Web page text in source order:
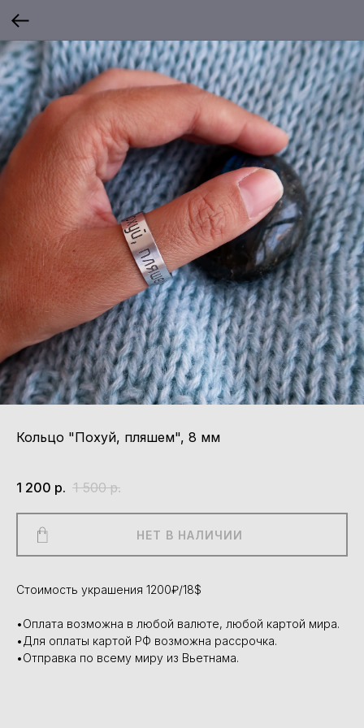
Кольцо "Похуй, пляшем", 8 мм
1 200 р. 1 500 р.
НЕТ В НАЛИЧИИ
Стоимость украшения 1200₽/18$
•Оплата возможна в любой валюте, любой картой мира.
•Для оплаты картой РФ возможна рассрочка.
•Отправка по всему миру из Вьетнама.